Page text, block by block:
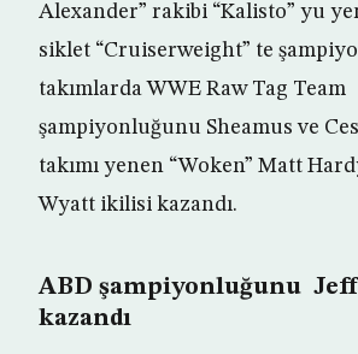
Alexander” rakibi “Kalisto” yu
siklet “Cruiserweight” te
takımlarda WWE Raw Tag Team
şampiyonluğunu Sheamus ve
takımı yenen “Woken” Matt
Wyatt ikilisi kazandı.
ABD şampiyonluğunu
kazandı